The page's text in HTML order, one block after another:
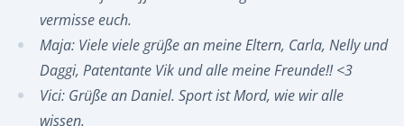
vermisse euch.
Maja: Viele viele grüße an meine Eltern, Carla, Nelly und
Daggi, Patentante Vik und alle meine Freunde!! <3
Vici: Grüße an Daniel. Sport ist Mord, wie wir alle
wissen.